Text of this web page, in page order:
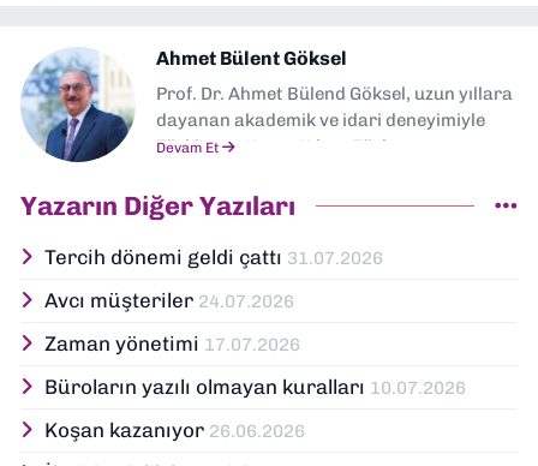
Ahmet Bülent Göksel
Prof. Dr. Ahmet Bülend Göksel, uzun yıllara
dayanan akademik ve idari deneyimiyle
Türkiye ve Kuzey Kıbrıs Türk
katkılar sunmuş saygın bir
akademisyendir. Ege Üniversitesi’nde
başlayan akademik kariyerini, çeşitli
yöneticilik görevleriyle taçlandırmış;
ayrıca Alasia Üniversitesi’nin kurucu
rektörü olarak bilim dünyasına yön
vermeye devam etmektedir. Pazarlama
akademik alanda değil, aynı zamanda
Devam Et
Yazarın Diğer Yazıları
Tercih dönemi geldi çattı 31.07.2026
Avcı müşteriler 24.07.2026
Zaman yönetimi 17.07.2026
Büroların yazılı olmayan kuralları 10.07.2026
Koşan kazanıyor 26.06.2026